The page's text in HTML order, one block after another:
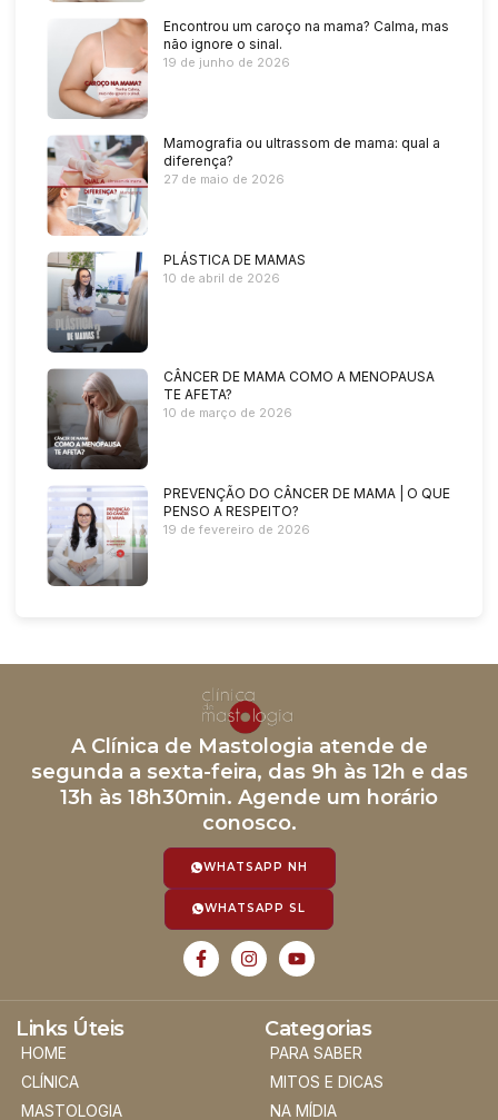
Encontrou um caroço na mama? Calma, mas
não ignore o sinal.
19 de junho de 2026
Mamografia ou ultrassom de mama: qual a
diferença?
27 de maio de 2026
PLÁSTICA DE MAMAS
10 de abril de 2026
CÂNCER DE MAMA COMO A MENOPAUSA
TE AFETA?
10 de março de 2026
PREVENÇÃO DO CÂNCER DE MAMA | O QUE
PENSO A RESPEITO?
19 de fevereiro de 2026
A Clínica de Mastologia atende de
segunda a sexta-feira, das 9h às 12h e das
13h às 18h30min. Agende um horário
conosco.
WHATSAPP NH
WHATSAPP SL
Links Úteis
HOME
CLÍNICA
MASTOLOGIA
Categorias
PARA SABER
MITOS E DICAS
NA MÍDIA